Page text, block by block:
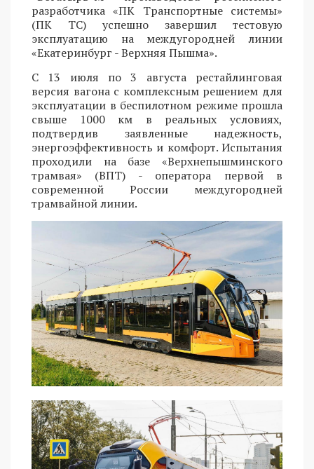
разработчика «ПК Транспортные системы»
(ПК ТС) успешно завершил тестовую
эксплуатацию на междугородней линии
«Екатеринбург - Верхняя Пышма».
С 13 июля по 3 августа рестайлинговая
версия вагона с комплексным решением для
эксплуатации в беспилотном режиме прошла
свыше 1000 км в реальных условиях,
подтвердив заявленные надежность,
энергоэффективность и комфорт. Испытания
проходили на базе «Верхнепышминского
трамвая» (ВПТ) - оператора первой в
современной России междугородней
трамвайной линии.